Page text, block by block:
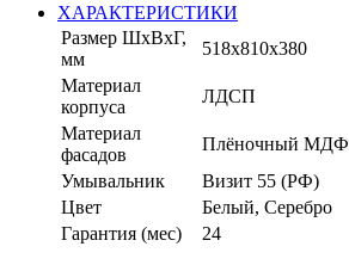
ХАРАКТЕРИСТИКИ
Размер ШхВхГ,
мм
518х810х380
Материал
корпуса
ЛДСП
Материал
фасадов
Плёночный МДФ
Умывальник
Визит 55 (РФ)
Цвет
Белый, Серебро
Гарантия (мес)
24